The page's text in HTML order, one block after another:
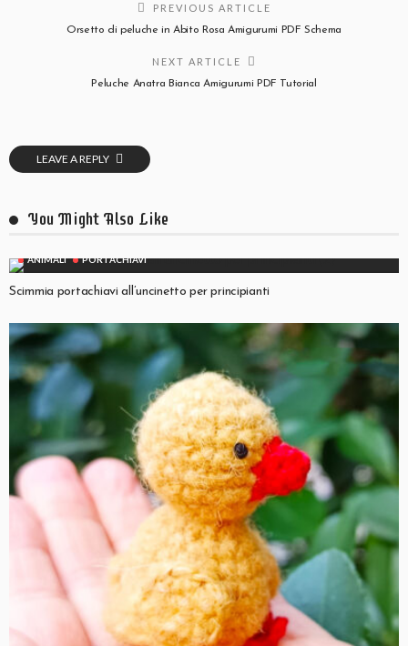
PREVIOUS ARTICLE
Orsetto di peluche in Abito Rosa Amigurumi PDF Schema
NEXT ARTICLE
Peluche Anatra Bianca Amigurumi PDF Tutorial
LEAVE A REPLY
You Might Also Like
ANIMALI PORTACHIAVI
Scimmia portachiavi all’uncinetto per principianti